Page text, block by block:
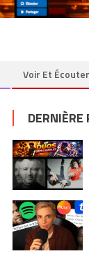
Voir Et Écouter